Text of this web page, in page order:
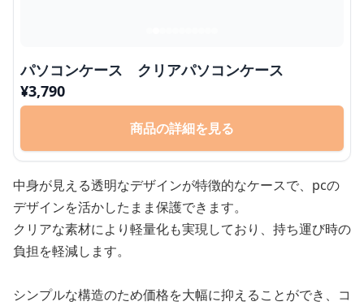
パソコンケース クリアパソコンケース
¥3,790
商品の詳細を見る
中身が見える透明なデザインが特徴的なケースで、pcの
デザインを活かしたまま保護できます。
クリアな素材により軽量化も実現しており、持ち運び時の
負担を軽減します。
シンプルな構造のため価格を大幅に抑えることができ、コ